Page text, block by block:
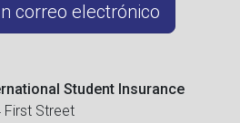
correo electrónico
Student Insurance
First Street